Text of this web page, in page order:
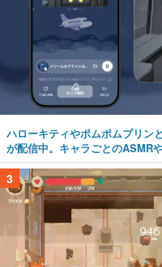
ハローキティやポムポムプリン
が配信中。キャラごとのASMR
3